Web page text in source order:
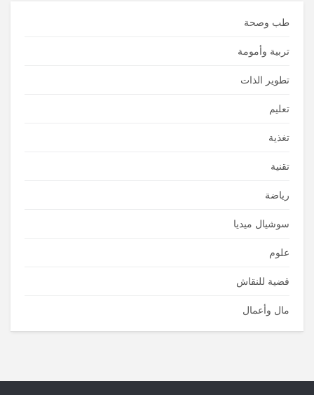
طب وصحة
تربية وأمومة
تطوير الذات
تعليم
تغذية
تقنية
رياضة
سوشيال ميديا
علوم
قضية للنقاش
مال وأعمال